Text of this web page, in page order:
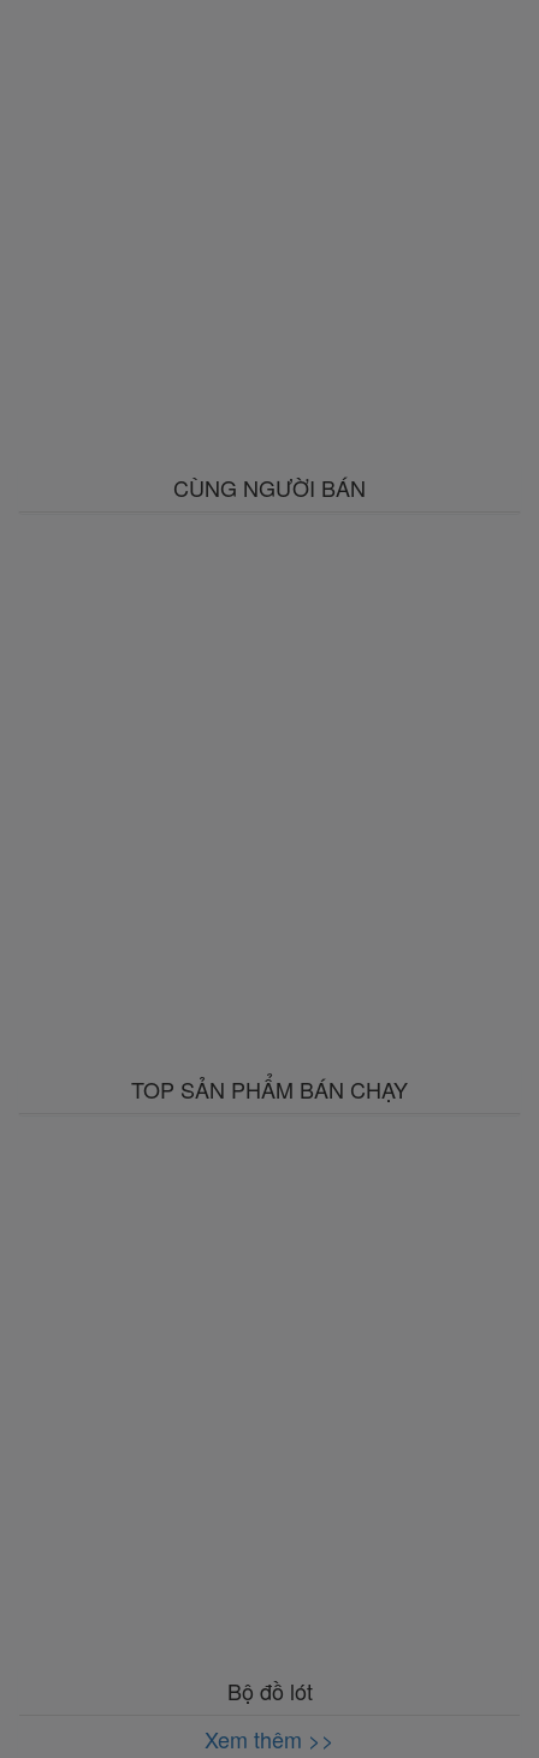
CÙNG NGƯỜI BÁN
TOP SẢN PHẨM BÁN CHẠY
Bộ đồ lót
Xem thêm >>